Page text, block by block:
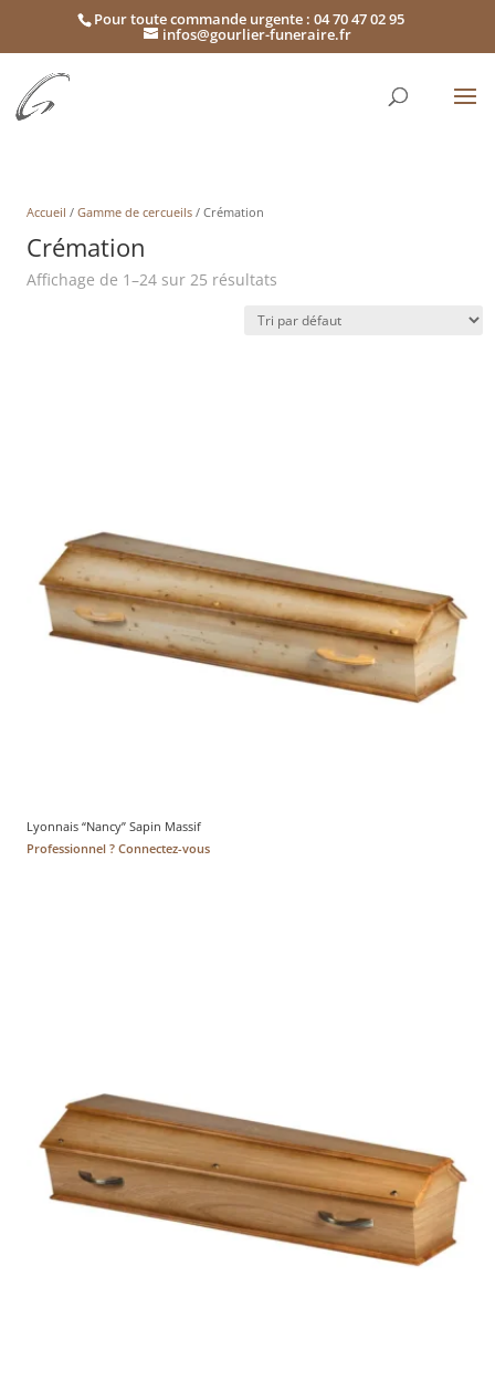
Pour toute commande urgente : 04 70 47 02 95
infos@gourlier-funeraire.fr
Accueil / Gamme de cercueils/ Crémation
Crémation
Affichage de 1–24 sur 25 résultats
Lyonnais “Nancy” Sapin Massif
Professionnel ? Connectez-vous